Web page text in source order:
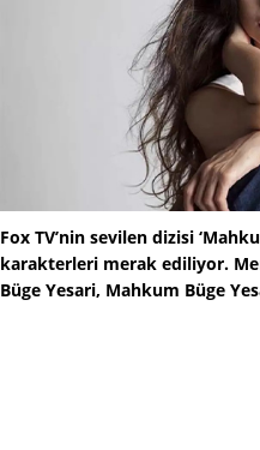
Fox TV’nin sevilen dizisi
karakterleri merak ediliyor.
Büge Yesari, Mahkum Büge